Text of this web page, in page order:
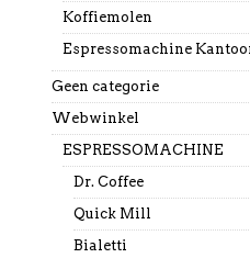
Koffiemolen
Espressomachine
Geen categorie
Webwinkel
ESPRESSOMACHINE
Dr. Coffee
Quick Mill
Bialetti